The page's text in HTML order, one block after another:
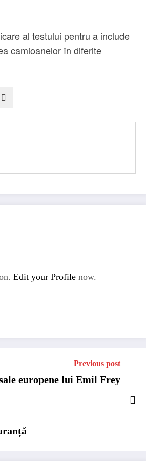
al testului pentru a include
camioanelor în diferite
Edit your Profile now.
Previous post
europene lui Emil Frey